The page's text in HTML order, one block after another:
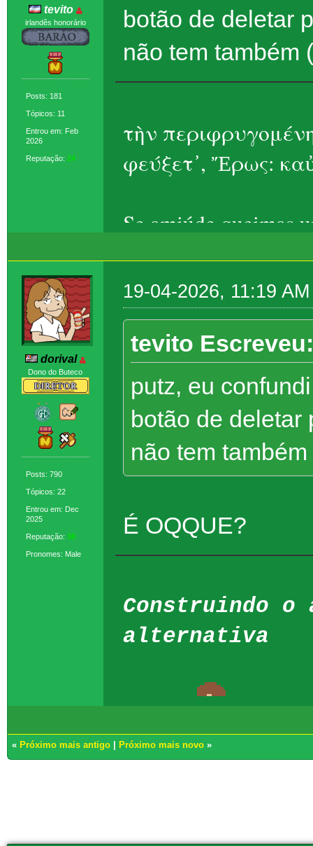
tevito
irlandês honorário
Posts: 181
Tópicos: 11
Entrou em: Feb
2026
Reputação: 24
botão de deletar
não tem também
τὴν
φεύξετ᾽, Ἔρως:
Se amiúde queimas
Eros, ela foge –
dorival
Dono do Buteco
Posts: 790
Tópicos: 22
Entrou em: Dec
2025
Reputação: 38
Pronomes: Male
19-04-2026, 11:19 AM
tevito Escreveu:
putz, eu
botão de deletar
não tem
É OQQUE?
Construindo o
alternativa
« Próximo mais antigo Próximo mais novo »